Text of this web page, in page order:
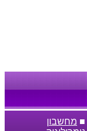
■ מחשבון